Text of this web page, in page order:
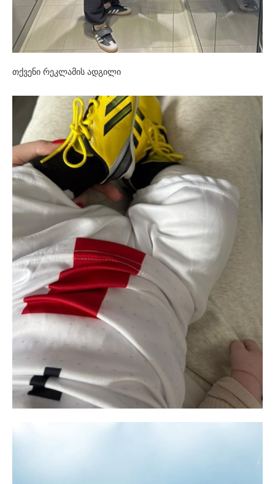
თქვენი რეკლამის ადგილი